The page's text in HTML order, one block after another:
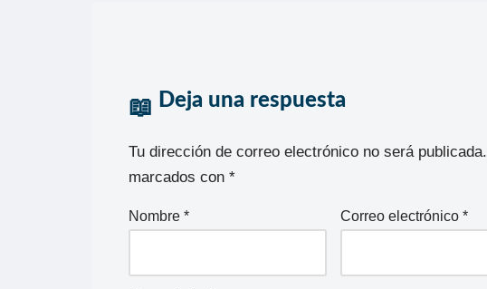
Deja una respuesta
Tu dirección de correo electrónico no será publicada.
marcados con *
Nombre * Correo electrónico *